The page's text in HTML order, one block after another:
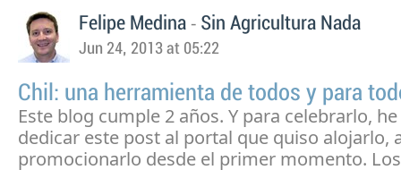
Felipe Medina - Sin Agricultura Nada
Jun 24, 2013 at 05:22
Chil: una herramienta de todos y para
Este blog cumple 2 años. Y para celebrarlo,
dedicar este post al portal que quiso alojarlo,
promocionarlo desde el primer momento. Los